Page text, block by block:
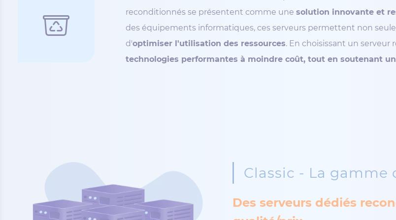
reconditionnés se présentent comme unesolution innovante et
des équipements informatiques, ces serveurs permettent non
d'optimiser l'utilisation des ressources. En choisissant un
technologies performantes à moindre coût, tout en soutenant
Classic - La
Des serveurs dédiés